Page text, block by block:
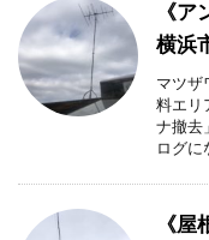
《
横浜
マツザ
料エリ
ナ撤去
ログ
《